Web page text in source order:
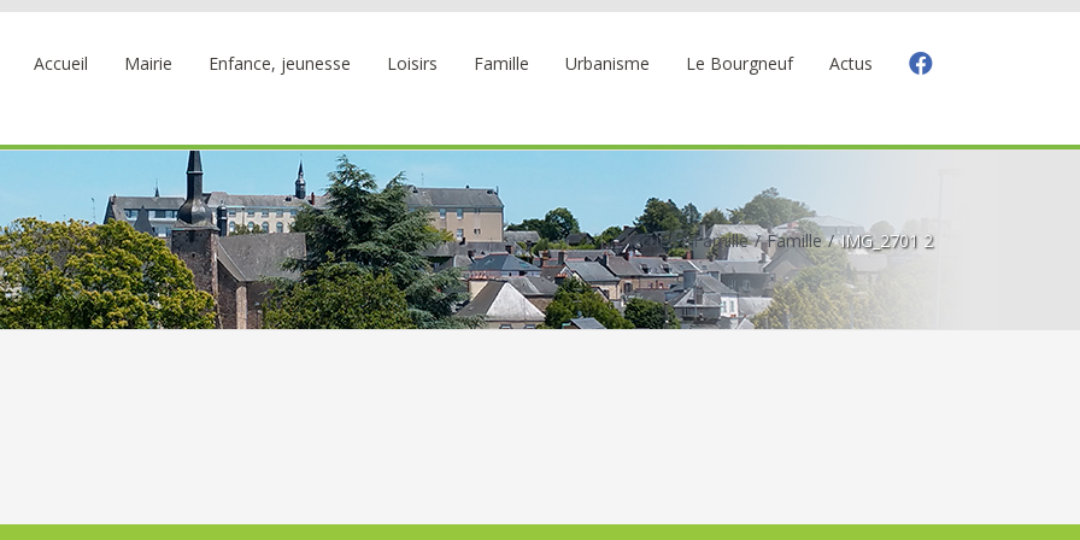
Accueil Mairie Enfance, jeunesse Loisirs Famille Urbanisme Le Bourgneuf Actus
Accueil Famille Famille IMG_2701 2